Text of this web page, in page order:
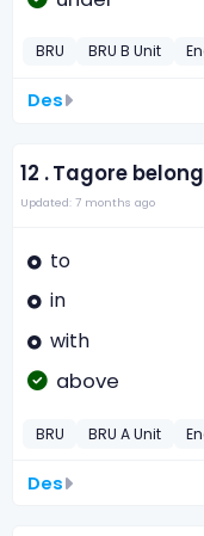
BRU BRU B Unit
Des
12 .Tagore
Updated: 7 months ago
to
in
with
above
BRU BRU A Unit
Des